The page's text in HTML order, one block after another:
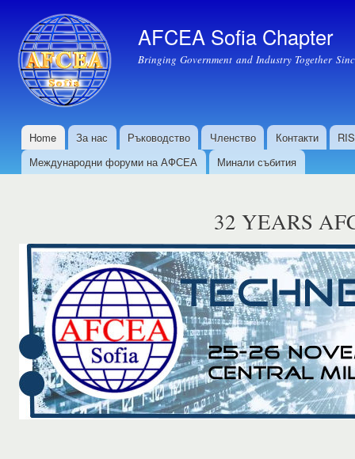
AFCEA Sofia Chapter
Bringing Government and Industry Together
Основно меню
Home За нас Ръководство Членство Контакти
Международни форуми на АФСЕА
Минали събития
32 YEARS